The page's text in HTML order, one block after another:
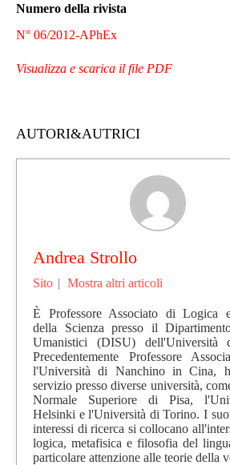
Numero della rivista
N° 06/2012-APhEx
Visualizza e scarica il file PDF
AUTORI&AUTRICI
Andrea Strollo
Sito | Mostra altri articoli
È Professore Associato di Logica
della Scienza presso il
Umanistici (DISU) dell'Università
Precedentemente Professore
l'Università di Nanchino in Cina,
servizio presso diverse università,
Normale Superiore di Pisa,
Helsinki e l'Università di Torino. I
interessi di ricerca si collocano
logica, metafisica e filosofia del
particolare attenzione alle teorie della